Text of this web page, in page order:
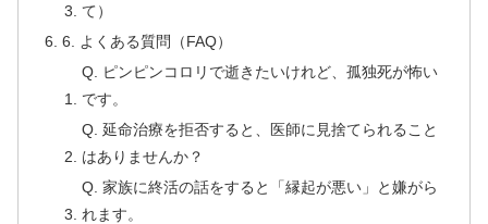
て）
6. よくある質問（FAQ）
Q. ピンピンコロリで逝きたいけれど、孤独死が怖い
です。
Q. 延命治療を拒否すると、医師に見捨てられること
はありませんか？
Q. 家族に終活の話をすると「縁起が悪い」と嫌がら
れます。